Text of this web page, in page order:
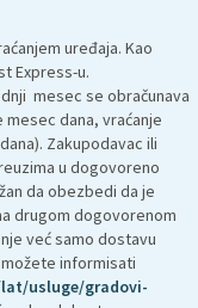
uređaja. Kao
Express-u.
mesec se obračunava
dana, vraćanje
Zakupodavac ili
u dogovoreno
da obezbedi da je
drugom dogovorenom
već samo dostavu
informisati
usluge/gradovi-